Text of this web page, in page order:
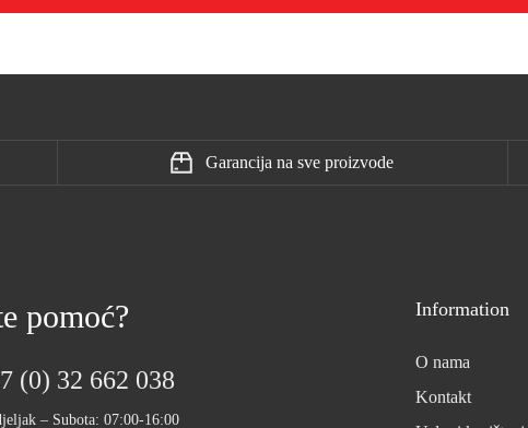
Garancija na sve proizvode
pomoć?
(0) 32 662 038
– Subota: 07:00-16:00
Information
O nama
Kontakt